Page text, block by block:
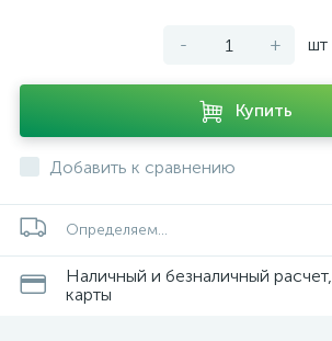
- + шт
Купить
Добавить к сравнению
Определяем...
Наличный и безналичный
карты